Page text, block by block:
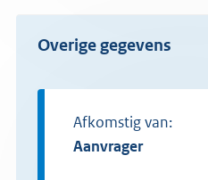
Overige gegevens
Afkomstig van:
aanvrager